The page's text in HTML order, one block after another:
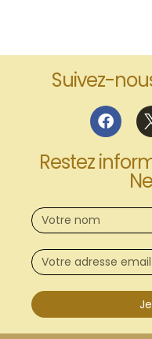
Suivez-
Restez